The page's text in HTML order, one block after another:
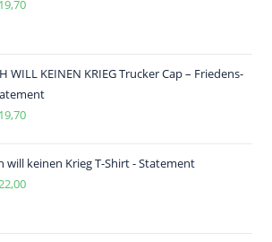
19,70
WILL KEINEN KRIEG Trucker Cap – Friedens-
19,70
will keinen Krieg T-Shirt - Statement